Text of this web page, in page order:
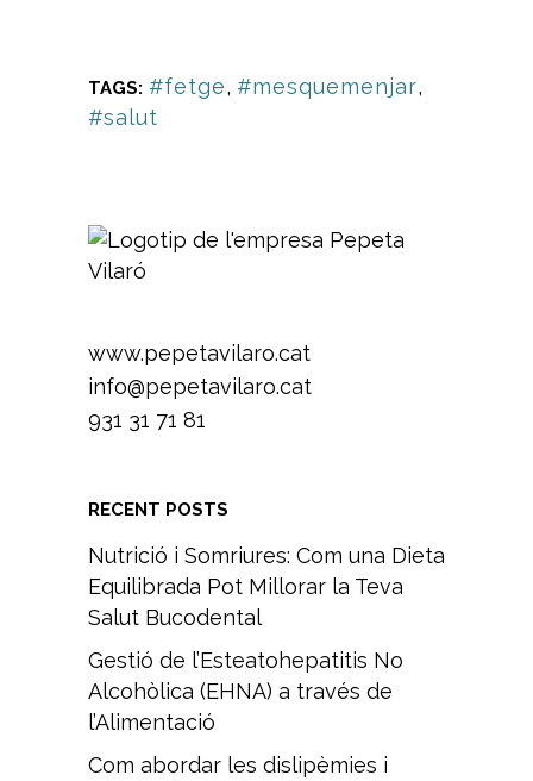
TAGS: #fetge, #mesquemenjar,
#salut
www.pepetavilaro.cat
info@pepetavilaro.cat
931 31 71 81
RECENT POSTS
Nutrició i Somriures: Com una Dieta
Equilibrada Pot Millorar la Teva
Salut Bucodental
Gestió de l’Esteatohepatitis No
Alcohòlica (EHNA) a través de
l’Alimentació
Com abordar les dislipèmies i